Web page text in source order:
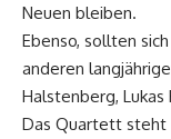
Neuen bleiben.
Ebenso, sollten
anderen
Halstenberg,
Das Quartett steht